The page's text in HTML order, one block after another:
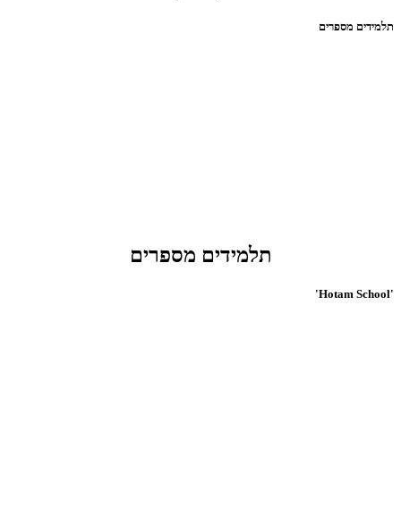
תלמידים מספרים
תלמידים מספרים
'Hotam School'